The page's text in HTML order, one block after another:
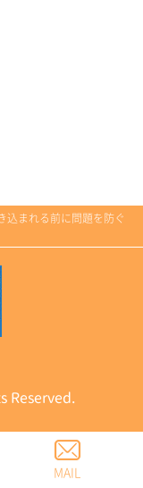
込まれる前に問題を防ぐ
Reserved.
MAIL